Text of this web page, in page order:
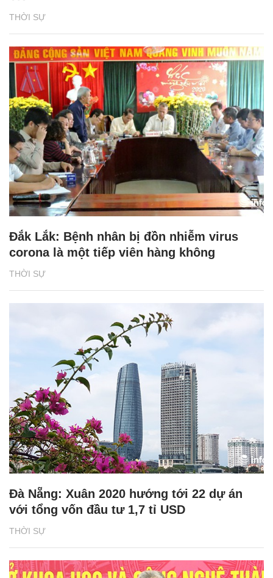
THỜI SỰ
THỜI SỰ
Đắk Lắk: Bệnh nhân bị đồn nhiễm virus
corona là một tiếp viên hàng không
THỜI SỰ
Đà Nẵng: Xuân 2020 hướng tới 22 dự án
với tổng vốn đầu tư 1,7 tỉ USD